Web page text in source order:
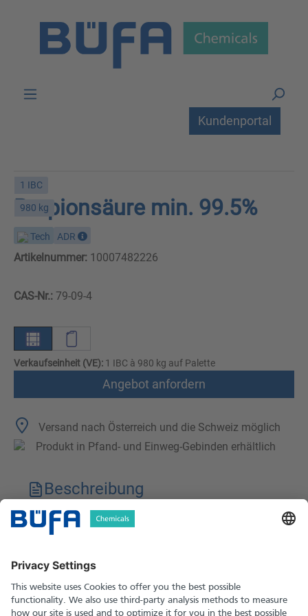
Kundenportal
1 IBC
980 kg
Propionsäure min. 99.5%
Tech ADR
Artikelnummer: 10007482226
CAS-Nr.: 79-09-4
Verkaufseinheit (VE): 1 IBC à 980 kg auf Palette
Angebot anfordern
Versand nach Österreich und die Schweiz möglich
Produkt in Pfand- und Einweg-Gebinden erhältlich
Beschreibung
Technische Merkmale
Sicherheitshinweise